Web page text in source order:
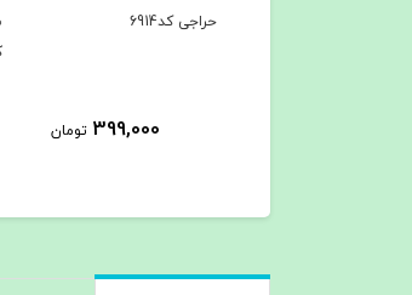
ست هودی و شلوار
725,000 تومان